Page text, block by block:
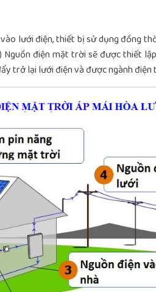
lưới điện, thiết bị sử dụng đồng
điện mặt trời sẽ được thiết
trở lại lưới điện và được ngành điện